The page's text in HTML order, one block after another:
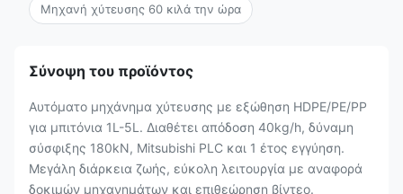
Μηχανή χύτευσης 60 κιλά την ώρα
Σύνοψη του προϊόντος
Αυτόματο μηχάνημα χύτευσης με εξώθηση HDPE/PE/PP
για μπιτόνια 1L-5L. Διαθέτει απόδοση 40kg/h, δύναμη
σύσφιξης 180kN, Mitsubishi PLC και 1 έτος εγγύηση.
Μεγάλη διάρκεια ζωής, εύκολη λειτουργία με αναφορά
δοκιμών μηχανημάτων και επιθεώρηση βίντεο.